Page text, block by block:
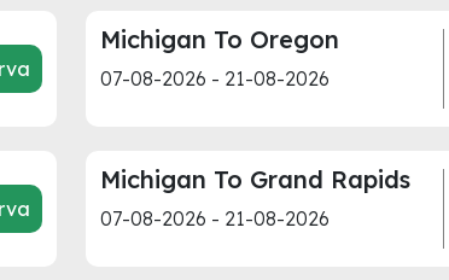
Michigan To Oregon
07-08-2026 - 21-08-2026
Michigan To Grand Rapids
07-08-2026 - 21-08-2026